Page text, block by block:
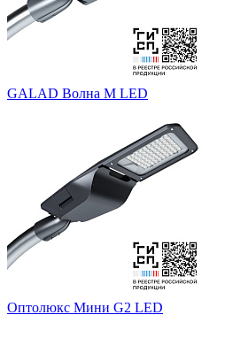
GALAD Волна M LED
Оптолюкс Мини G2 LED